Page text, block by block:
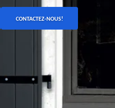
CONTACTEZ-NOUS!